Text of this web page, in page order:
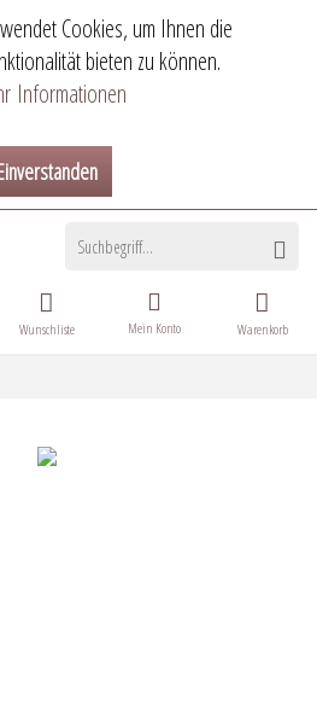
Cookies, um Ihnen die
bieten zu können.
Informationen
Warenkorb
Wunschliste Mein Konto